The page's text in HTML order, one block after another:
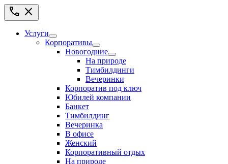
call close
Услуги
Корпоративы
Новогодние
На природе
Тимбилдинги
Вечеринки
Корпоратив под ключ
Юбилей компании
Банкет
Тимбилдинг
Вечеринка
В офисе
Женский
Корпоративный отдых
На природе